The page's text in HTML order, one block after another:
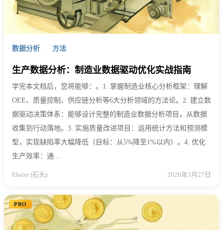
数据分析 · 方法
生产数据分析：制造业数据驱动优化实战指南
学完本文档后，您将能够：。1. 掌握制造业核心分析框架：理解
OEE、质量控制、供应链分析等6大分析领域的方法论。2. 建立数
据驱动决策体系：能够设计完整的制造业数据分析项目，从数据
收集到行动落地。3. 实施质量改进项目：运用统计方法和预测模
型，实现缺陷率大幅降低（目标：从5%降至1%以内）。4. 优化
生产效率：通...
Elazer (石头) 2026年3月27日
PRO